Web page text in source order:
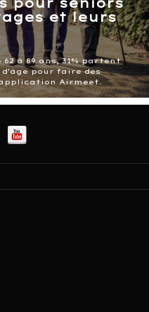
pour séniors
et leurs
à 89 ans, 31% partent
pour faire des
Airmeet.